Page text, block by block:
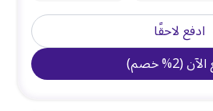
ادفع لاحقًا
الآن(
2
%خصم)